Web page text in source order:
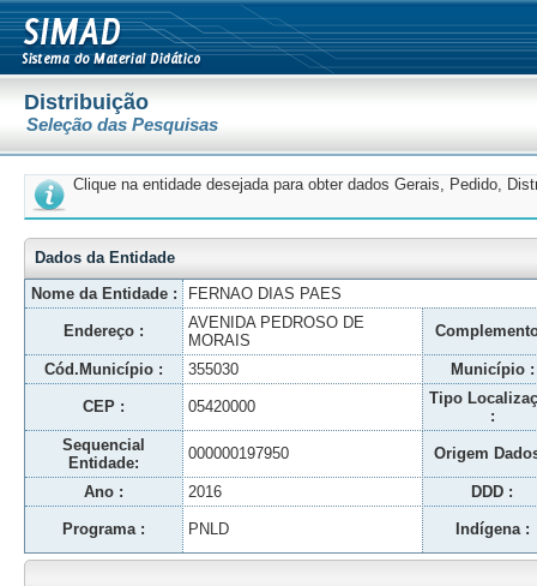
Distribuição
Seleção das Pesquisas
Clique na entidade desejada para obter dados Gerais, Pedido,
Dados da Entidade
Nome da Entidade :
FERNAO DIAS PAES
Endereço :
AVENIDA PEDROSO DE
MORAIS
Cód.Município : 355030 Município :
CEP : 05420000
Tipo
:
Sequencial
Entidade:
000000197950 Origem
Ano : 2016 DDD :
Programa : PNLD Indígena :